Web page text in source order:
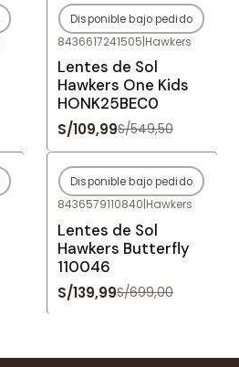
-80%OFF
Agotado
Disponible bajo pedido
8436617241505|Hawkers
Lentes de Sol
Hawkers One Kids
HONK25BEC0
S/109,99S/549,50
-80%OFF
Agotado
Disponible bajo pedido
8436579110840|Hawkers
Lentes de Sol
Hawkers Butterfly
110046
S/139,99S/699,00